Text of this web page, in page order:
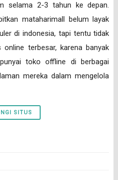
selama 2-3 tahun ke depan.
mataharimall belum layak
di indonesia, tapi tentu tidak
terbesar, karena banyak
toko offline di berbagai
mereka dalam mengelola
SITUS